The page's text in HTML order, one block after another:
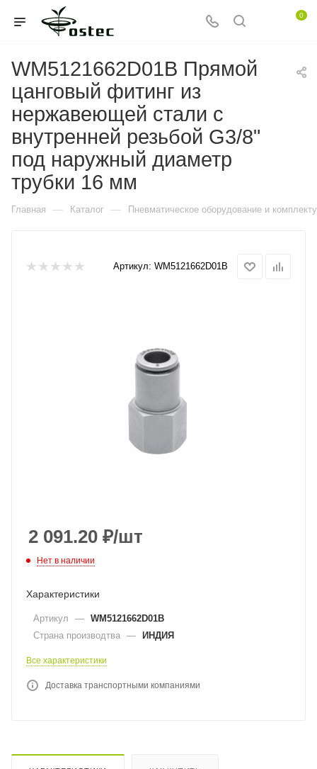
0
WM5121662D01B Прямой
цанговый фитинг из
нержавеющей стали с
внутренней резьбой G3/8"
под наружный диаметр
трубки 16 мм
Главная — Каталог — Пневматическое оборудование и
Артикул: WM5121662D01B
2 091.20 ₽/шт
Нет в наличии
Характеристики
Артикул — WM5121662D01B
Страна производтва — ИНДИЯ
Все характеристики
Доставка транспортными компаниями